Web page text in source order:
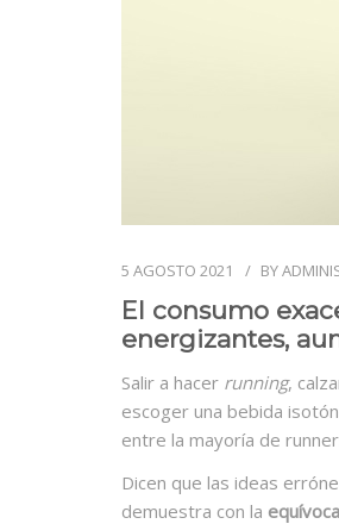
5 AGOSTO 2021 BY
El consumo
energizantes,
Salir a hacer running,
escoger una bebida
entre la mayoría de
Dicen que las ideas
demuestra con la